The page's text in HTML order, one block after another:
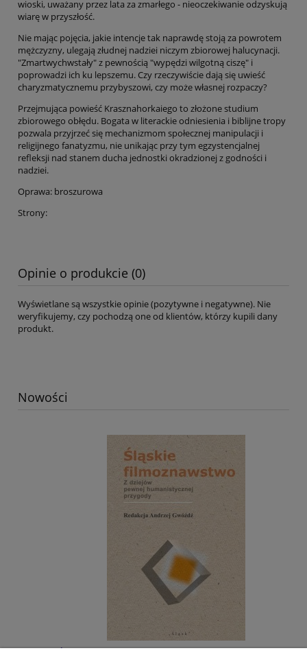
wioski, uważany przez lata za zmarłego - nieoczekiwanie odzyskują
wiarę w przyszłość.
Nie mając pojęcia, jakie intencje tak naprawdę stoją za powrotem
mężczyzny, ulegają złudnej nadziei niczym zbiorowej halucynacji.
"Zmartwychwstały" z pewnością "wypędzi wilgotną ciszę" i
poprowadzi ich ku lepszemu. Czy rzeczywiście dają się uwieść
charyzmatycznemu przybyszowi, czy może własnej rozpaczy?
Przejmująca powieść Krasznahorkaiego to złożone studium
zbiorowego obłędu. Bogata w literackie odniesienia i biblijne tropy
pozwala przyjrzeć się mechanizmom społecznej manipulacji i
religijnego fanatyzmu, nie unikając przy tym egzystencjalnej
refleksji nad stanem ducha jednostki okradzionej z godności i
nadziei.
Oprawa: broszurowa
Strony:
Opinie o produkcie (0)
Wyświetlane są wszystkie opinie (pozytywne i negatywne). Nie
weryfikujemy, czy pochodzą one od klientów, którzy kupili dany
produkt.
Nowości